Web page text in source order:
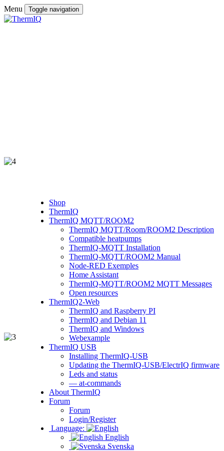
Menu Toggle navigation
Shop
ThermIQ
ThermIQ MQTT/ROOM2
ThermIQ MQTT/Room/ROOM2 Description
Compatible heatpumps
ThermIQ-MQTT Installation
ThermIQ-MQTT/ROOM2 Manual
Node-RED Exemples
Home Assistant
ThermIQ-MQTT/ROOM2 MQTT Messages
Open resources
ThermIQ2-Web
ThermIQ and Raspberry PI
ThermIQ and Debian 11
ThermIQ and Windows
Webexample
ThermIQ USB
Installing ThermIQ-USB
Updating the ThermIQ-USB/ElectrIQ firmware
Leds and status
— at-commands
About ThermIQ
Forum
Forum
Login/Register
Language:
English
Svenska